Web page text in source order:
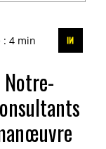
: 4 min